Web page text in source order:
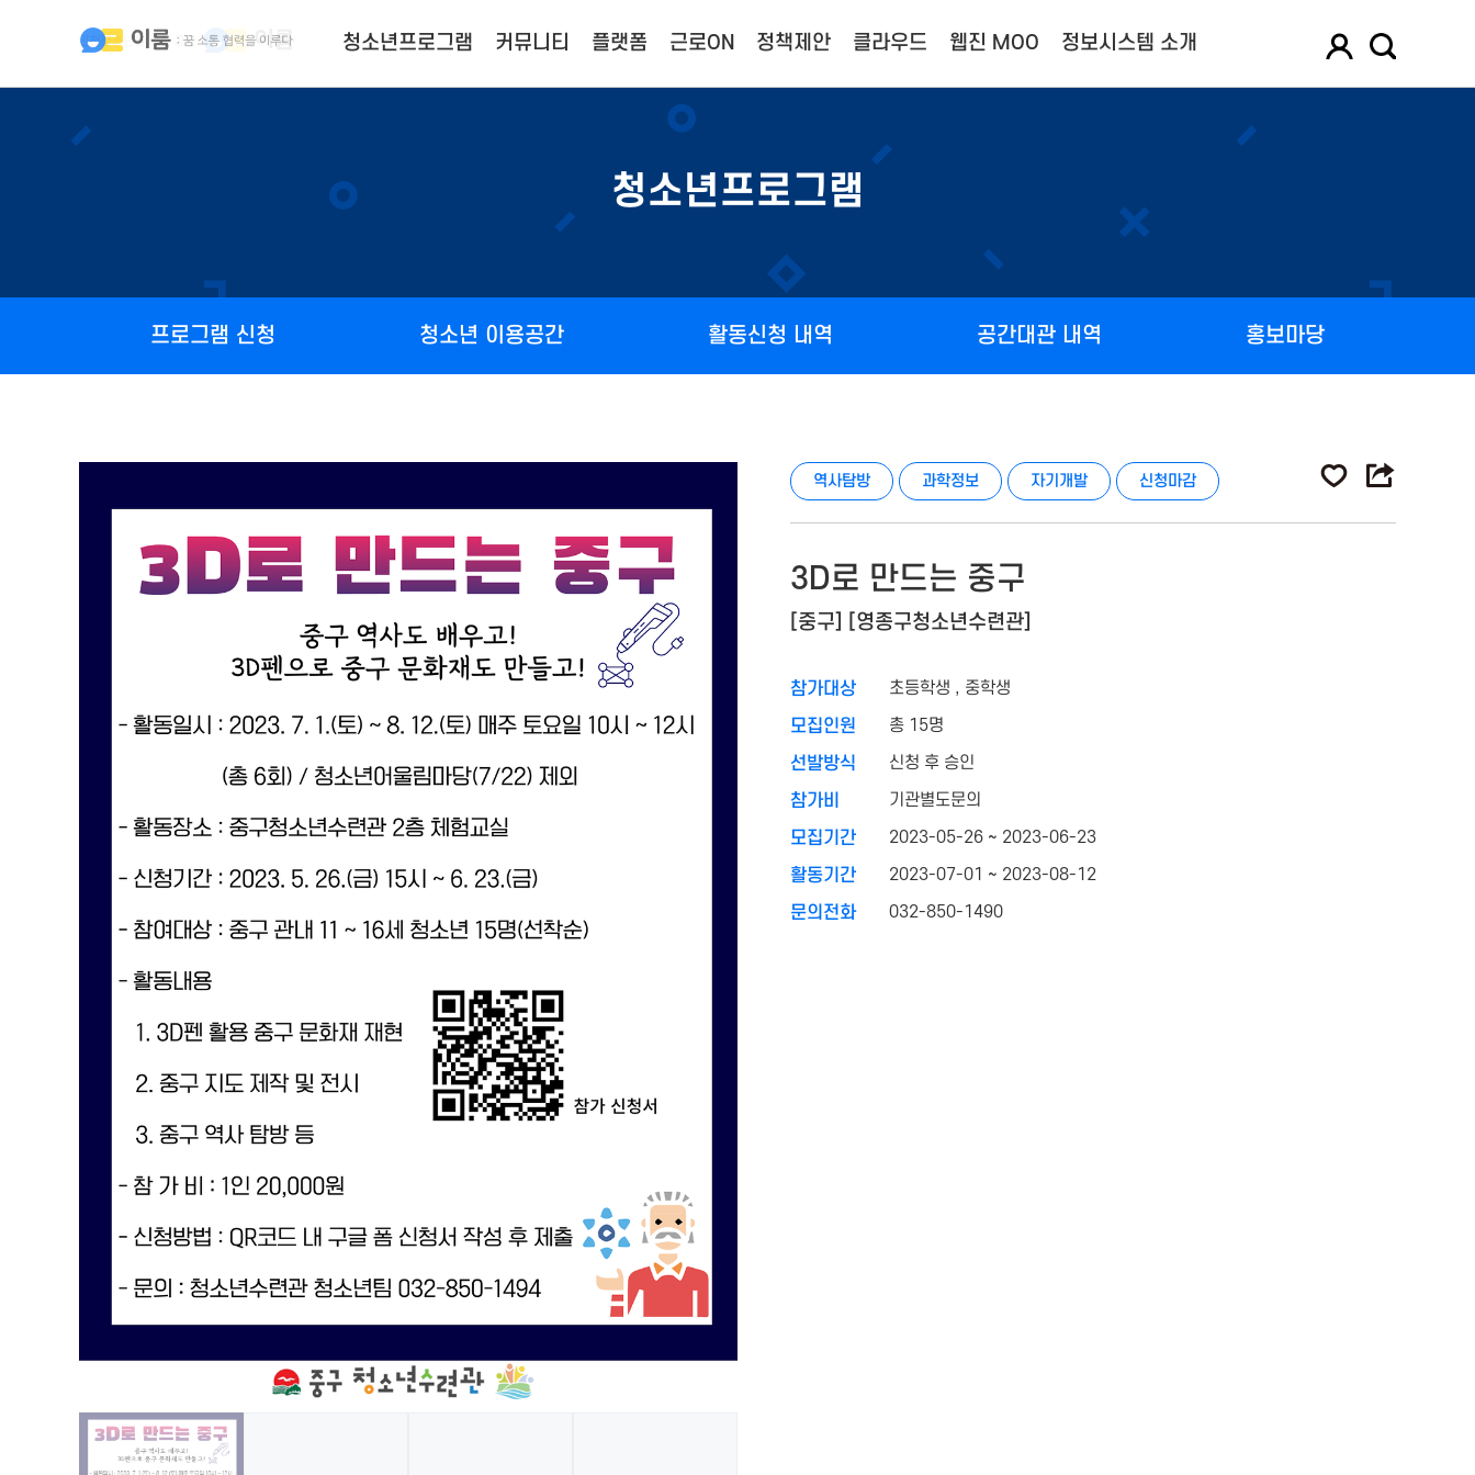
청소년프로그램 커뮤니티 플랫폼 근로ON 정책제안 클라우드 웹진 MOO 정보시스템 소개
청소년프로그램
프로그램 신청 청소년 이용공간 활동신청 내역 공간대관 내역 홍보마당
역사탐방 과학정보 자기개발 신청마감
3D로 만드는 중구
[중구] [영종구청소년수련관]
참가대상
초등학생 , 중학생
모집인원
총 15명
선발방식
신청 후 승인
참가비
기관별도문의
모집기간
2023-05-26 ~ 2023-06-23
활동기간
2023-07-01 ~ 2023-08-12
문의전화
032-850-1490